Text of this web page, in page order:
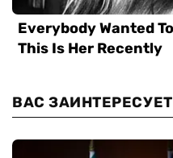
ВАС ЗАИНТЕРЕСУЕТ